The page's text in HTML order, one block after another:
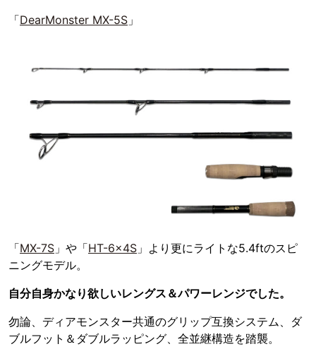
「DearMonster MX-5S 」
「MX-7S 」や「HT-6×4S 」より更にライトな5.4ftのスピ
ニングモデル。
自分自身かなり欲しいレングス＆パワーレンジでした。
勿論、ディアモンスター共通のグリップ互換システム、ダ
ブルフット＆ダブルラッピング、全並継構造を踏襲。